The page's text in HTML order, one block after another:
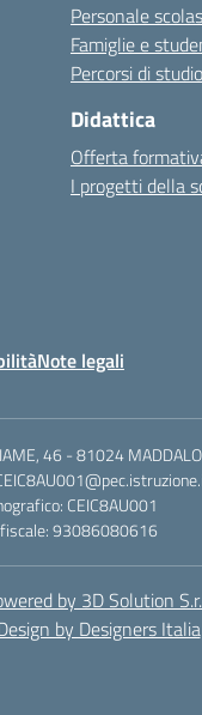
Personale
Famiglie e
Percorsi di studio
Didattica
Offerta
I progetti della
Note legali
46 - 81024
CEIC8AU001
fiscale: 93086080616
by 3D Solution
by Designers Italia